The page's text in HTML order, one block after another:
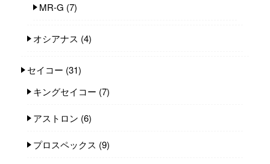
MR-G (7)
オシアナス (4)
セイコー (31)
キングセイコー (7)
アストロン (6)
プロスペックス (9)